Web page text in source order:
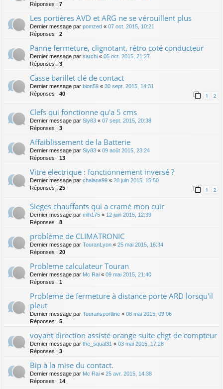
Réponses : 7
Les portières AVD et ARG ne se vérouillent plus
Dernier message par pomzed « 07 oct. 2015, 10:21
Réponses : 2
Panne fermeture, clignotant, rétro coté conducteur
Dernier message par sarchi « 05 oct. 2015, 21:27
Réponses : 3
Casse barillet clé de contact
Dernier message par bion59 « 30 sept. 2015, 14:31
Réponses : 40 1 2
Clefs qui fonctionne qu'a 5 cms
Dernier message par Sly83 « 07 sept. 2015, 20:38
Réponses : 3
Affaiblissement de la Batterie
Dernier message par Sly83 « 09 août 2015, 23:24
Réponses : 13
Vitre electrique : fonctionnement inversé ?
Dernier message par chalana99 « 20 juin 2015, 15:50
Réponses : 25 1 2
Sieges chauffants qui a cramé mon cuir
Dernier message par mlh175 « 12 juin 2015, 12:39
Réponses : 8
problème de CLIMATRONIC
Dernier message par TouranLyon « 25 mai 2015, 16:34
Réponses : 20
Probleme calculateur Touran
Dernier message par Mc Rai « 09 mai 2015, 21:40
Réponses : 1
Probleme de fermeture à distance porte ARD lorsqu'il
pleut
Dernier message par Touransportline « 08 mai 2015, 09:06
Réponses : 5
voyant direction assisté orange suite chgt de compteur
Dernier message par the_squal31 « 03 mai 2015, 17:28
Réponses : 3
Bip à la mise du contact.
Dernier message par Mc Rai « 25 avr. 2015, 14:38
Réponses : 14